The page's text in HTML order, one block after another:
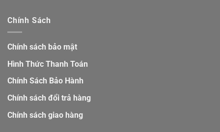
Chính Sách
Chính sách bảo mật
Hình Thức Thanh Toán
Chính Sách Bảo Hành
Chính sách đổi trả hàng
Chính sách giao hàng